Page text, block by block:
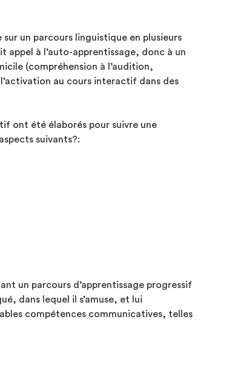
un parcours linguistique en plusieurs
à l’auto-apprentissage, donc à un
(compréhension à l’audition,
au cours interactif dans des
ont été élaborés pour suivre une
suivants?:
un parcours d’apprentissage progressif
dans lequel il s’amuse, et lui
compétences communicatives, telles